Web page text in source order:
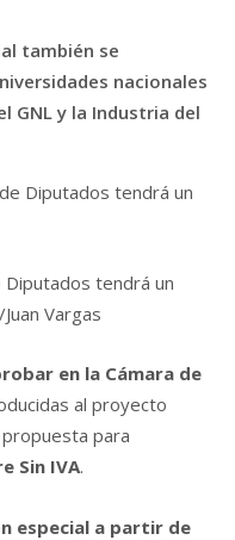
también se
nacionales
GNL y la Industria del
Diputados tendrá un
Vargas
en la Cámara de
al proyecto
para
Sin IVA.
especial a partir de